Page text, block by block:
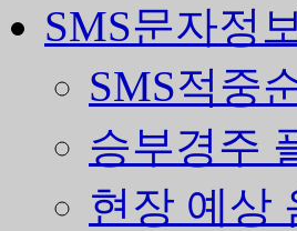
SMS문자정
SMS적중
승부경주
현장 예상